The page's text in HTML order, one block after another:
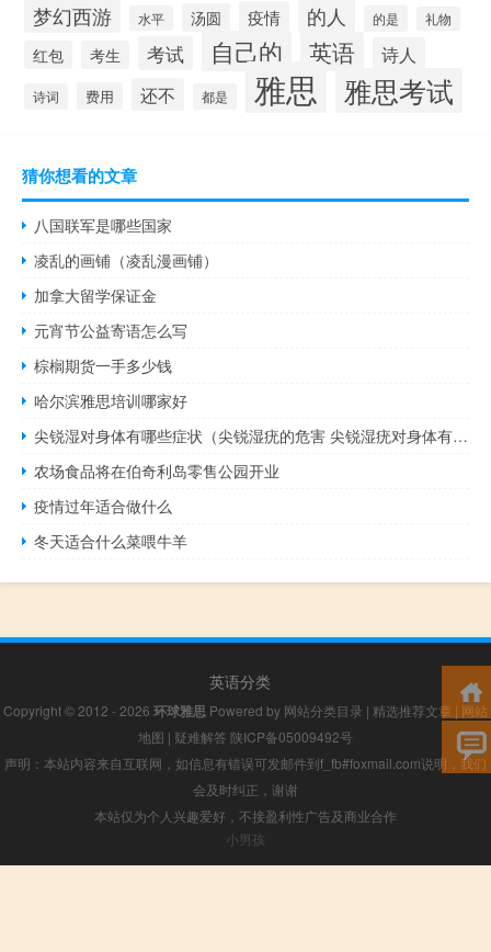
梦幻西游 水平 汤圆 疫情 的人 的是 礼物
红包 考生 考试 自己的 英语 诗人
诗词 费用 还不 都是 雅思 雅思考试
猜你想看的文章
八国联军是哪些国家
凌乱的画铺（凌乱漫画铺）
加拿大留学保证金
元宵节公益寄语怎么写
棕榈期货一手多少钱
哈尔滨雅思培训哪家好
尖锐湿对身体有哪些症状（尖锐湿疣的危害 尖锐湿疣对身体有什么影响）
农场食品将在伯奇利岛零售公园开业
疫情过年适合做什么
冬天适合什么菜喂牛羊
英语分类
Copyright © 2012 - 2026 环球雅思 Powered by 网站分类目录 | 精选推荐文章 | 网站
地图 | 疑难解答 陕ICP备05009492号
声明：本站内容来自互联网，如信息有错误可发邮件到f_fb#foxmail.com说明，我们
会及时纠正，谢谢
本站仅为个人兴趣爱好，不接盈利性广告及商业合作
小男孩